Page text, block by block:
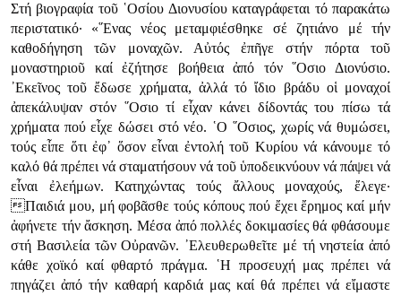
Στή βιογραφία τοῦ ῾Οσίου Διονυσίου καταγράφεται τό παρακάτω
περιστατικό· «῞Ενας νέος μεταμφιέσθηκε σέ ζητιάνο μέ τήν
καθοδήγηση τῶν μοναχῶν. Αὐτός ἐπῆγε στήν πόρτα τοῦ
μοναστηριοῦ καί ἐζήτησε βοήθεια ἀπό τόν ῞Οσιο Διονύσιο.
᾿Εκεῖνος τοῦ ἔδωσε χρήματα, ἀλλά τό ἴδιο βράδυ οἱ μοναχοί
ἀπεκάλυψαν στόν ῞Οσιο τί εἶχαν κάνει δίδοντάς του πίσω τά
χρήματα πού εἶχε δώσει στό νέο. ῾Ο ῞Οσιος, χωρίς νά θυμώσει,
τούς εἶπε ὅτι ἐφ᾿ ὅσον εἶναι ἐντολή τοῦ Κυρίου νά κάνουμε τό
καλό θά πρέπει νά σταματήσουν νά τοῦ ὑποδεικνύουν νά πάψει νά
εἶναι ἐλεήμων. Κατηχώντας τούς ἄλλους μοναχούς, ἔλεγε·
Παιδιά μου, μή φοβᾶσθε τούς κόπους πού ἔχει ἔρημος καί μήν
ἀφήνετε τήν ἄσκηση. Μέσα ἀπό πολλές δοκιμασίες θά φθάσουμε
στή Βασιλεία τῶν Οὐρανῶν. ᾿Ελευθερωθεῖτε μέ τή νηστεία ἀπό
κάθε χοϊκό καί φθαρτό πράγμα. ῾Η προσευχή μας πρέπει νά
πηγάζει ἀπό τήν καθαρή καρδιά μας καί θά πρέπει νά εἴμαστε